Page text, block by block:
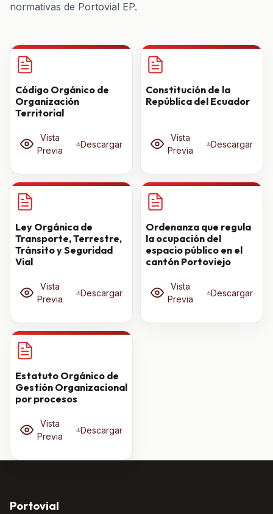
normativas de Portovial EP.
Código Orgánico de
Organización
Territorial
Vista
Previa
Descargar
Constitución de la
República del Ecuador
Vista
Previa
Descargar
Ley Orgánica de
Transporte, Terrestre,
Tránsito y Seguridad
Vial
Vista
Previa
Descargar
Ordenanza que regula
la ocupación del
espacio público en el
cantón Portoviejo
Vista
Previa
Descargar
Estatuto Orgánico de
Gestión Organizacional
por procesos
Vista
Previa
Descargar
Portovial